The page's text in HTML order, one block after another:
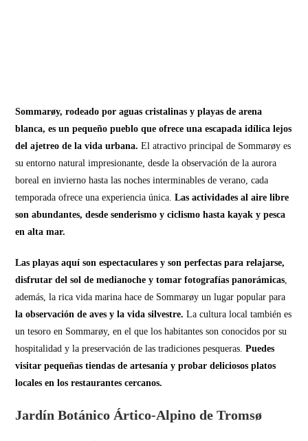
Sommarøy, rodeado por aguas cristalinas y playas de arena
blanca, es un pequeño pueblo que ofrece una escapada idílica lejos
del ajetreo de la vida urbana.El atractivo principal de Sommarøy es
su entorno natural impresionante, desde la observación de la aurora
boreal en invierno hasta las noches interminables de verano, cada
temporada ofrece una experiencia única.Las actividades al aire libre
son abundantes, desde senderismo y ciclismo hasta kayak y pesca
en alta mar.
Las playas aquí son espectaculares y son perfectas para relajarse,
disfrutar del sol de medianoche y tomar fotografías panorámicas,
además, la rica vida marina hace de Sommarøy un lugar popular para
la observación de aves y la vida silvestre. La cultura local también es
un tesoro en Sommarøy, en el que los habitantes son conocidos por su
hospitalidad y la preservación de las tradiciones pesqueras.Puedes
visitar pequeñas tiendas de artesanía y probar deliciosos platos
locales en los restaurantes cercanos.
Jardín Botánico Ártico-Alpino de Tromsø